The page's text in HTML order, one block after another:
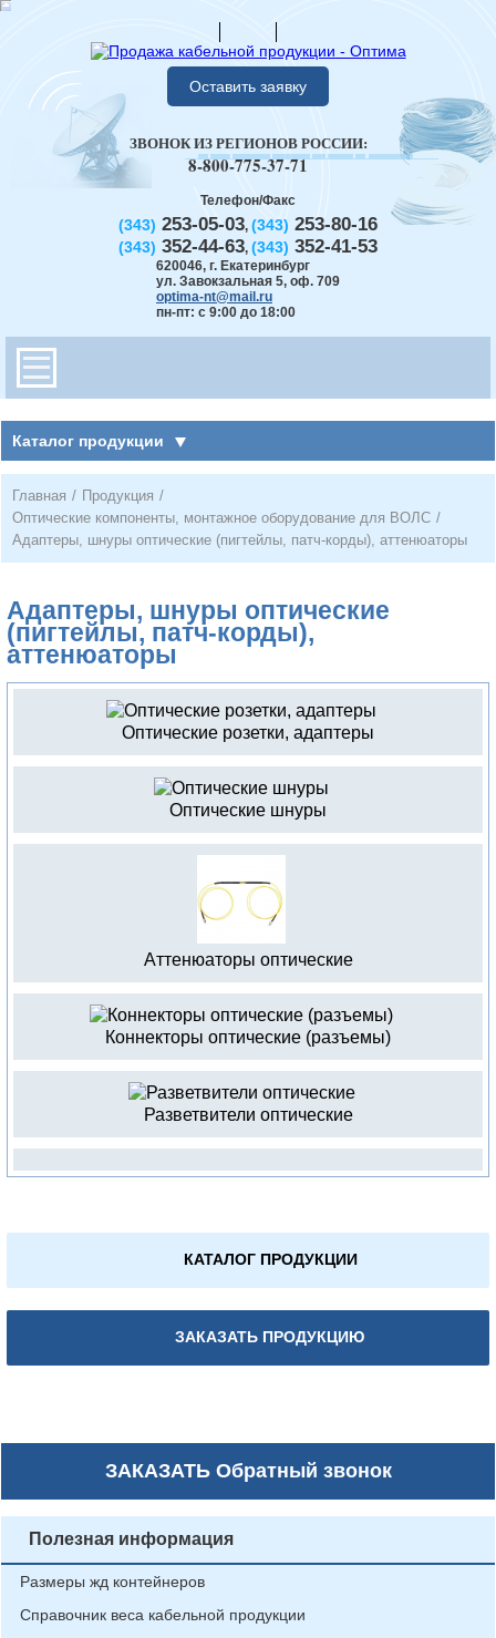
Оставить заявку
Телефон/Факс
(343) 253-05-03, (343) 253-80-16
(343) 352-44-63, (343) 352-41-53
620046, г. Екатеринбург
ул. Завокзальная 5, оф. 709
optima-nt@mail.ru
пн-пт: с 9:00 до 18:00
ЗВОНОК ИЗ РЕГИОНОВ РОССИИ:
8-800-775-37-71
Каталог продукции
Главная / Продукция /
Оптические компоненты, монтажное оборудование для ВОЛС /
Адаптеры, шнуры оптические (пигтейлы, патч-корды), аттенюаторы
Адаптеры, шнуры оптические
(пигтейлы, патч-корды),
аттенюаторы
Оптические розетки, адаптеры
Оптические шнуры
Аттенюаторы оптические
Коннекторы оптические (разъемы)
Разветвители оптические
КАТАЛОГ ПРОДУКЦИИ
ЗАКАЗАТЬ ПРОДУКЦИЮ
ЗАКАЗАТЬОбратный звонок
Полезная информация
Размеры жд контейнеров
Справочник веса кабельной продукции